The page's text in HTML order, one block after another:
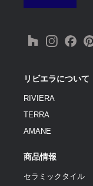
リビエラについて
RIVIERA
TERRA
AMANE
商品情報
セラミックタイル